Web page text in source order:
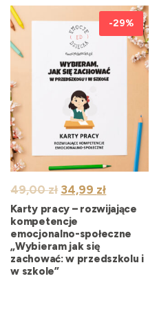
49,00zł Pierwotna
cena
wynosiła:
49,00 zł.
34,99 złAktualna
cena
wynosi:
34,99 zł.
-29%
Karty pracy – rozwijające
kompetencje
emocjonalno-społeczne
„Wybieram jak się
zachować: w przedszkolu i
w szkole”